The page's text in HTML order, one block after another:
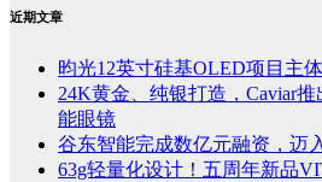
近期文章
昀光12英寸硅基OLED项目主
24K黄金、纯银打造，Caviar推
能眼镜
谷东智能完成数亿元融资，迈
63g轻量化设计！五周年新品